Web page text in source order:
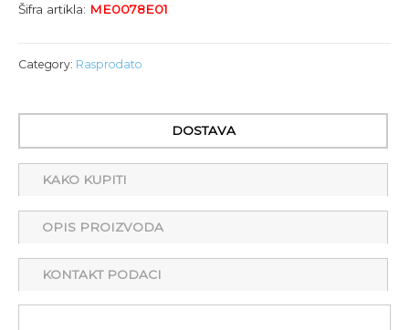
Šifra artikla: ME0078E01
Category: Rasprodato
DOSTAVA
KAKO KUPITI
OPIS PROIZVODA
KONTAKT PODACI